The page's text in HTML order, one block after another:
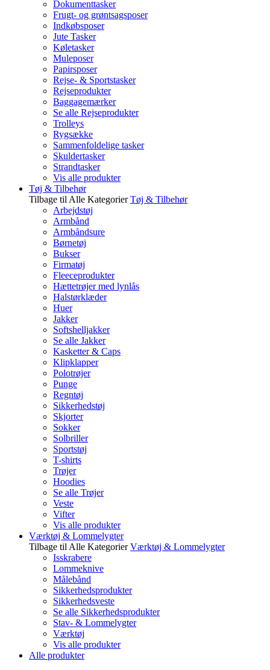
Dokumenttasker
Frugt- og grøntsagsposer
Indkøbsposer
Jute Tasker
Køletasker
Muleposer
Papirsposer
Rejse- & Sportstasker
Rejseprodukter
Baggagemærker
Se alle Rejseprodukter
Trolleys
Rygsække
Sammenfoldelige tasker
Skuldertasker
Strandtasker
Vis alle produkter
Tøj & Tilbehør
Tilbage til Alle Kategorier Tøj & Tilbehør
Arbejdstøj
Armbånd
Armbåndsure
Børnetøj
Bukser
Firmatøj
Fleeceprodukter
Hættetrøjer med lynlås
Halstørklæder
Huer
Jakker
Softshelljakker
Se alle Jakker
Kasketter & Caps
Klipklapper
Polotrøjer
Punge
Regntøj
Sikkerhedstøj
Skjorter
Sokker
Solbriller
Sportstøj
T-shirts
Trøjer
Hoodies
Se alle Trøjer
Veste
Vifter
Vis alle produkter
Værktøj & Lommelygter
Tilbage til Alle Kategorier Værktøj & Lommelygter
Isskrabere
Lommeknive
Målebånd
Sikkerhedsprodukter
Sikkerhedsveste
Se alle Sikkerhedsprodukter
Stav- & Lommelygter
Værktøj
Vis alle produkter
Alle produkter